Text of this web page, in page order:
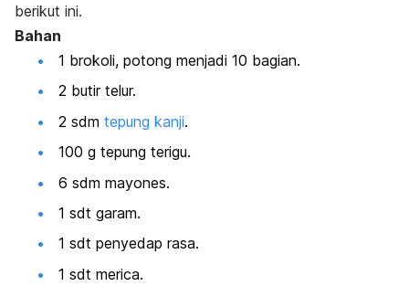
berikut ini.
Bahan
1 brokoli, potong menjadi 10 bagian.
2 butir telur.
2 sdm tepung kanji.
100 g tepung terigu.
6 sdm mayones.
1 sdt garam.
1 sdt penyedap rasa.
1 sdt merica.